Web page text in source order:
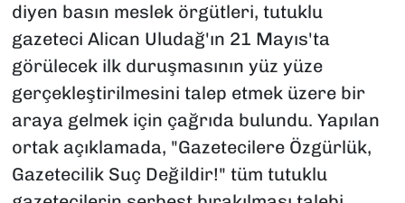
diyen basın meslek örgütleri, tutuklu
gazeteci Alican Uludağ'ın 21 Mayıs'ta
görülecek ilk duruşmasının yüz yüze
gerçekleştirilmesini talep etmek üzere bir
araya gelmek için çağrıda bulundu. Yapılan
ortak açıklamada, "Gazetecilere Özgürlük,
Gazetecilik Suç Değildir!" tüm tutuklu